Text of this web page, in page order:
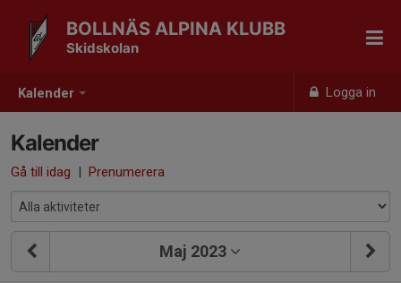
Kalender Logga in
BOLLNÄS ALPINA KLUBB
Skidskolan
Kalender
Gå till idag | Prenumerera
Maj 2023